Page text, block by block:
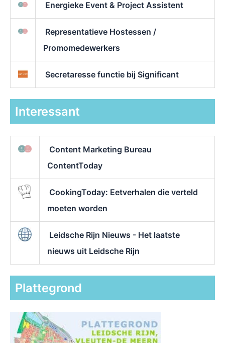
Energieke Event & Project Assistent
Representatieve Hostessen /
Promomedewerkers
Secretaresse functie bij Significant
Interessant
Content Marketing Bureau
ContentToday
CookingToday: Eetverhalen die verteld
moeten worden
Leidsche Rijn Nieuws - Het laatste
nieuws uit Leidsche Rijn
Plattegrond